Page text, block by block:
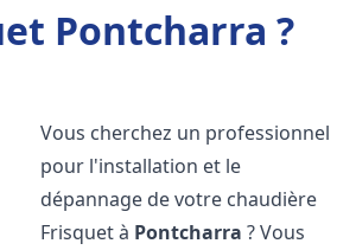
Pontcharra ?
Vous cherchez un professionnel
pour l'installation et le
dépannage de votre chaudière
Frisquet à Pontcharra ? Vous